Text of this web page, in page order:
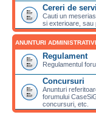
Cereri de
Cauti un
si exterioare, sau
ANUNTURI
Regulament
Regulamentul
Concursuri
Anunturi
forumului
concursuri, etc.